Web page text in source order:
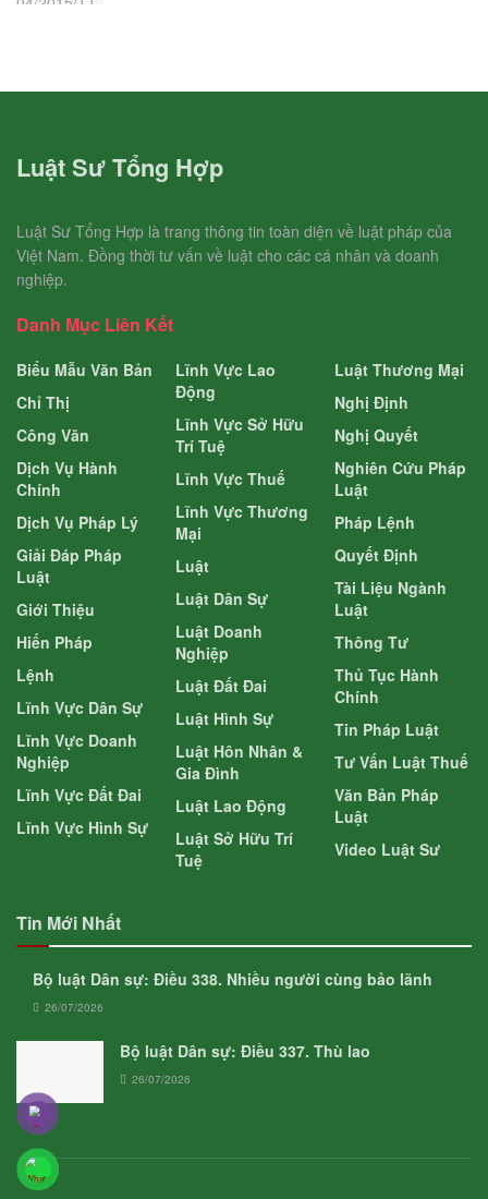
Luật Sư Tổng Hợp
Luật Sư Tổng Hợp là trang thông tin toàn diện về luật pháp của
Việt Nam. Đồng thời tư vấn về luật cho các cá nhân và doanh
nghiệp.
Danh Mục Liên Kết
Biểu Mẫu Văn Bản
Chỉ Thị
Công Văn
Dịch Vụ Hành
Chính
Dịch Vụ Pháp Lý
Giải Đáp Pháp
Luật
Giới Thiệu
Hiến Pháp
Lệnh
Lĩnh Vực Dân Sự
Lĩnh Vực Doanh
Nghiệp
Lĩnh Vực Đất Đai
Lĩnh Vực Hình Sự
Lĩnh Vực Lao
Động
Lĩnh Vực Sở Hữu
Trí Tuệ
Lĩnh Vực Thuế
Lĩnh Vực Thương
Mại
Luật
Luật Dân Sự
Luật Doanh
Nghiệp
Luật Đất Đai
Luật Hình Sự
Luật Hôn Nhân &
Gia Đình
Luật Lao Động
Luật Sở Hữu Trí
Tuệ
Luật Thương Mại
Nghị Định
Nghị Quyết
Nghiên Cứu Pháp
Luật
Pháp Lệnh
Quyết Định
Tài Liệu Ngành
Luật
Thông Tư
Thủ Tục Hành
Chính
Tin Pháp Luật
Tư Vấn Luật Thuế
Văn Bản Pháp
Luật
Video Luật Sư
Tin Mới Nhất
Bộ luật Dân sự: Điều 338. Nhiều người cùng bảo lãnh
26/07/2026
Bộ luật Dân sự: Điều 337. Thù lao
26/07/2026